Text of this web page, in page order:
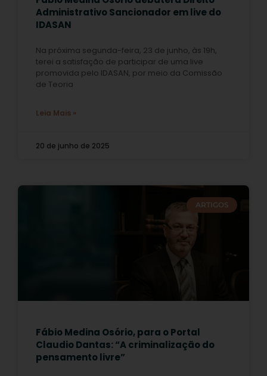
Administrativo Sancionador em live do
IDASAN
Na próxima segunda-feira, 23 de junho, às 19h,
terei a satisfação de participar de uma live
promovida pelo IDASAN, por meio da Comissão
de Teoria
Leia Mais »
20 de junho de 2025
ARTIGOS
Fábio Medina Osório, para o Portal
Claudio Dantas: “A criminalização do
pensamento livre”